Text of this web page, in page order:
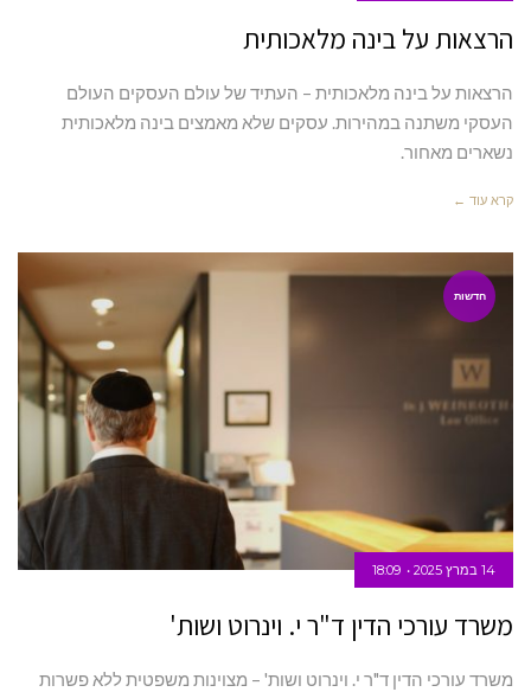
הרצאות על בינה מלאכותית
הרצאות על בינה מלאכותית – העתיד של עולם העסקים העולם
העסקי משתנה במהירות. עסקים שלא מאמצים בינה מלאכותית
נשארים מאחור.
קרא עוד ←
חדשות
14 במרץ 2025 18:09
משרד עורכי הדין ד"ר י. וינרוט ושות'
משרד עורכי הדין ד"ר י. וינרוט ושות' – מצוינות משפטית ללא פשרות